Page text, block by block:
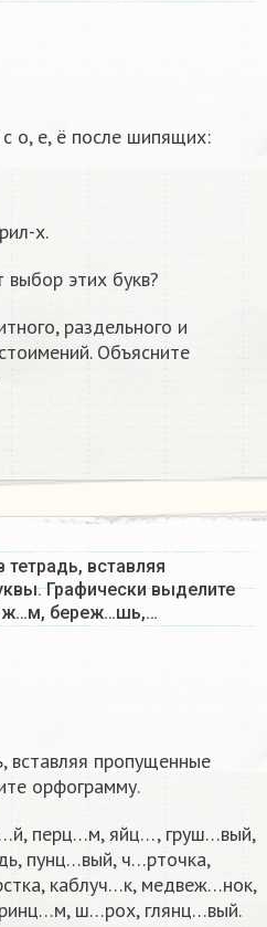
о, е, ё после шипящих:
х.
выбор этих букв?
раздельного и
Объясните
вставляя
Графически выделите
береж…шь,…
вставляя пропущенные
орфограмму.
перц…м, яйц…, груш…вый,
пунц…вый, ч…рточка,
каблуч…к, медвеж…нок,
ш…рох, глянц…вый.